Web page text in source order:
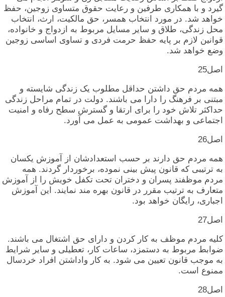
گیرد و با همکاری‏ طرفین‏ و رعایت‏ حقوق‏ متساوی‏ زوجین‏، حفظ
خواهد شد. در مورد انتخاب‏ همسر، حق‏ مالکیت‏، ارث‏، انتخاب‏
محل‏ زندگی‏، طلاق‏ و سایر مسایل‏ مربوط به‏ ازدواج‏ و خانواده‏،
قوانین‏ لازم‏ بر پایه‏ حفظ حرمت‏ فردی‏ و تساوی‏ اساسی‏ زوجین‏
وضع خواهد شد.
اصل‏25
همه‏ مردم‏ حق‏ داشتن‏ حداقل‏ مطلوب‏ یک‏ زندگی‏ شایسته‏ و
مبتنی‏ بر فرهنگ‏ را دارا می‏ باشند. دولت‏ در تمام‏ مراحل‏ زندگی‏
حداکثر تلاش‏ خود را برای‏ ارتقا و گسترش‏ سطح‏ رفاه‏ و امنیت‏
اجتماعی‏ و بهداشت‏ عمومی‏ به‏ عمل‏ می‏ آورد.
اصل‏26
همه‏ مردم‏ حق‏ دارند بر حسب‏ استعدادشان‏ از آموزش‏ یکسان‏
به‏ ترتیبی‏ که‏ قانون‏ پیش‏ بینی‏ نموده‏، برخوردار گردند. همه‏
مردم‏ موظفند پسران‏ و دختران‏ تحت‏ تکفل‏ خویش‏ را از آموزش‏
متعارف‏ به‏ ترتیب‏ مقرر در قانون‏ بهره‏ مند نمایند. این‏ آموزش‏
اجباری‏، رایگان‏ خواهد بود.
اصل‏27
کلیه‏ مردم‏ موظف‏ به‏ کار کردن‏ و دارای‏ حق‏ اشتغال‏ می‏ باشند.
ضوابط مربوط به‏ دستمزد، ساعات‏ کار، تعطیلی‏ و سایر شرایط
به‏ موجب‏ قانون‏ تعیین‏ می‏ شود. به‏ کار واداشتن‏ افراد خردسال‏
ممنوع‏ است‏.
اصل‏28